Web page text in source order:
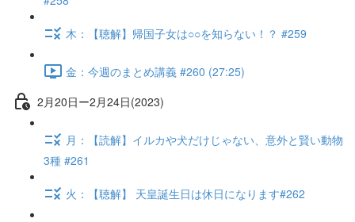
木：【聴解】帰国子女は○○を知らない！？ #259
金：今週のまとめ講義 #260 (27:25)
2月20日ー2月24日(2023)
月：【読解】イルカや犬だけじゃない、意外と賢い動物
3種 #261
火：【聴解】 天皇誕生日は休日になります#262